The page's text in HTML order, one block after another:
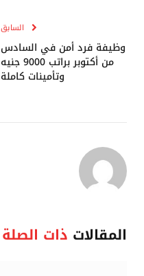
السابق
وظيفة فرد أمن في السادس
من أكتوبر براتب 9000 جنيه
وتأمينات كاملة
المقالات ذات الصلة